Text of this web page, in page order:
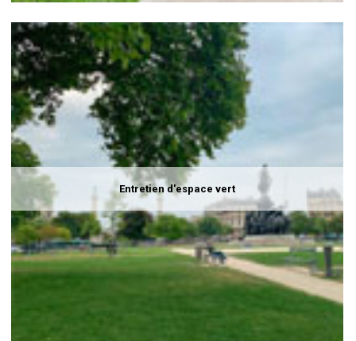
Entretien d'espace vert